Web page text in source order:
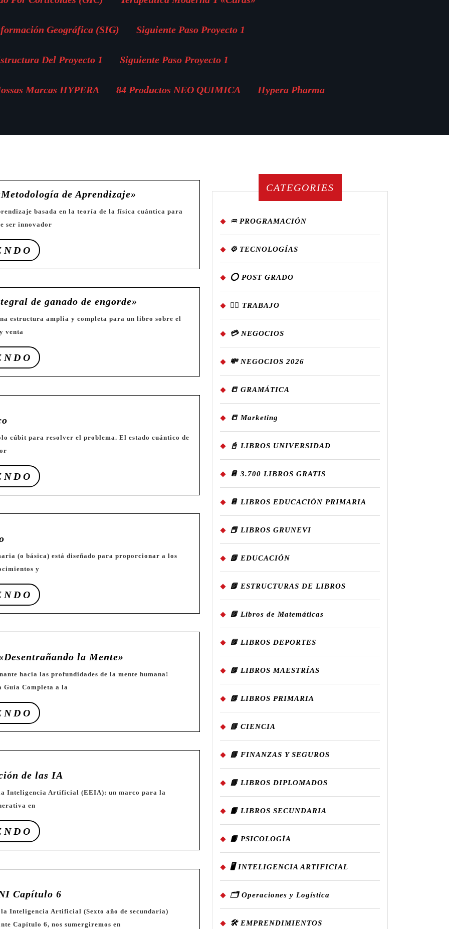
Geográfica (SIG) Siguiente Paso Proyecto 1
Del Proyecto 1 Siguiente Paso Proyecto 1
Marcas HYPERA 84 Productos NEO QUIMICA Hypera Pharma
de Aprendizaje»
Cuántica
ser innovador
SEGUIR
LEYENDO
de ganado de engorde»
venta
SEGUIR
LEYENDO
⛎
Cuántico
SEGUIR
LEYENDO
📕
Educativo
y
SEGUIR
LEYENDO
la Mente»
Guía Completa a la
SEGUIR
LEYENDO
de las IA
en
SEGUIR
LEYENDO
Capítulo 6🟣
I.A.
Capítulo 6, nos sumergiremos en
CATEGORIES
♒ PROGRAMACIÓN
⚙️ TECNOLOGÍAS
⭕ POST GRADO
👷‍♂️ TRABAJO
💳 NEGOCIOS
💸 NEGOCIOS 2026
📒 GRAMÁTICA
📒 Marketing
📓 LIBROS UNIVERSIDAD
📔 3.700 LIBROS GRATIS
📔 LIBROS EDUCACIÓN PRIMARIA
📕 LIBROS GRUNEVI
📗 EDUCACIÓN
📗 ESTRUCTURAS DE LIBROS
📗 Libros de Matemáticas
📗 LIBROS DEPORTES
📗 LIBROS MAESTRÍAS
📗 LIBROS PRIMARIA
📘 CIENCIA
📘 FINANZAS Y SEGUROS
📘 LIBROS DIPLOMADOS
📙 LIBROS SECUNDARIA
📙 PSICOLOGÍA
🖥️ INTELIGENCIA ARTIFICIAL
🗂️ Operaciones y Logística
🛠️ EMPRENDIMIENTOS